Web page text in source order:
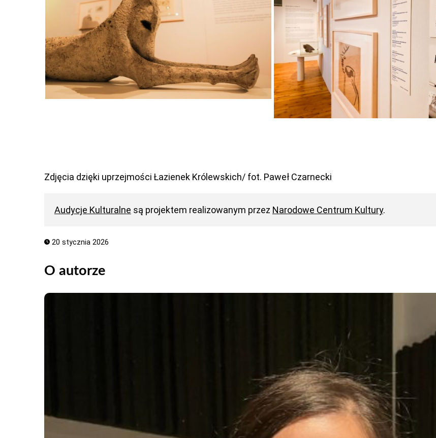
Zdjęcia dzięki uprzejmości Łazienek Królewskich/ fot. Paweł Czarnecki
Audycje Kulturalne są projektem realizowanym przez Narodowe Centrum Kultury.
20 stycznia 2026
O autorze